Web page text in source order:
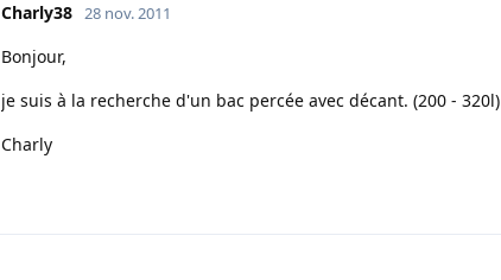
Charly38 28 nov. 2011
Bonjour,
je suis à la recherche d'un bac percée avec décant. (200 - 320l)
Charly